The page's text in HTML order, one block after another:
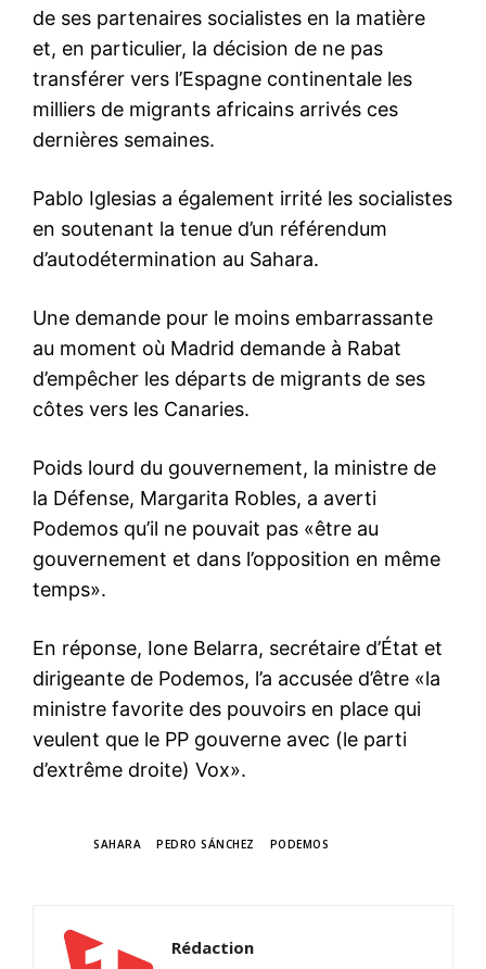
de ses partenaires socialistes en la matière
et, en particulier, la décision de ne pas
transférer vers l’Espagne continentale les
milliers de migrants africains arrivés ces
dernières semaines.
Pablo Iglesias a également irrité les socialistes
en soutenant la tenue d’un référendum
d’autodétermination au Sahara.
Une demande pour le moins embarrassante
au moment où Madrid demande à Rabat
d’empêcher les départs de migrants de ses
côtes vers les Canaries.
Poids lourd du gouvernement, la ministre de
la Défense, Margarita Robles, a averti
Podemos qu’il ne pouvait pas «être au
gouvernement et dans l’opposition en même
temps».
En réponse, Ione Belarra, secrétaire d’État et
dirigeante de Podemos, l’a accusée d’être «la
ministre favorite des pouvoirs en place qui
veulent que le PP gouverne avec (le parti
d’extrême droite) Vox».
SAHARA PEDRO SÁNCHEZ PODEMOS
Rédaction